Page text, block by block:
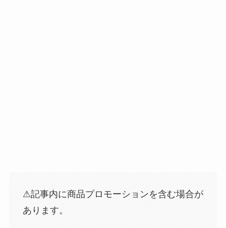
⚠︎記事内に商品プロモーションを含む場合が
あります。